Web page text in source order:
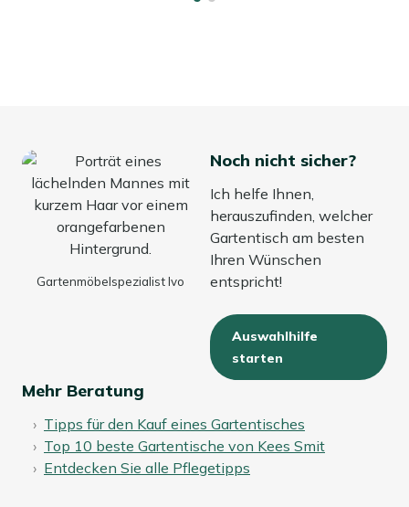
Gartenmöbelspezialist Ivo
Noch nicht sicher?
Ich helfe Ihnen,
herauszufinden, welcher
Gartentisch am besten
Ihren Wünschen
entspricht!
Auswahlhilfe
starten
Mehr Beratung
Tipps für den Kauf eines Gartentisches
Top 10 beste Gartentische von Kees Smit
Entdecken Sie alle Pflegetipps